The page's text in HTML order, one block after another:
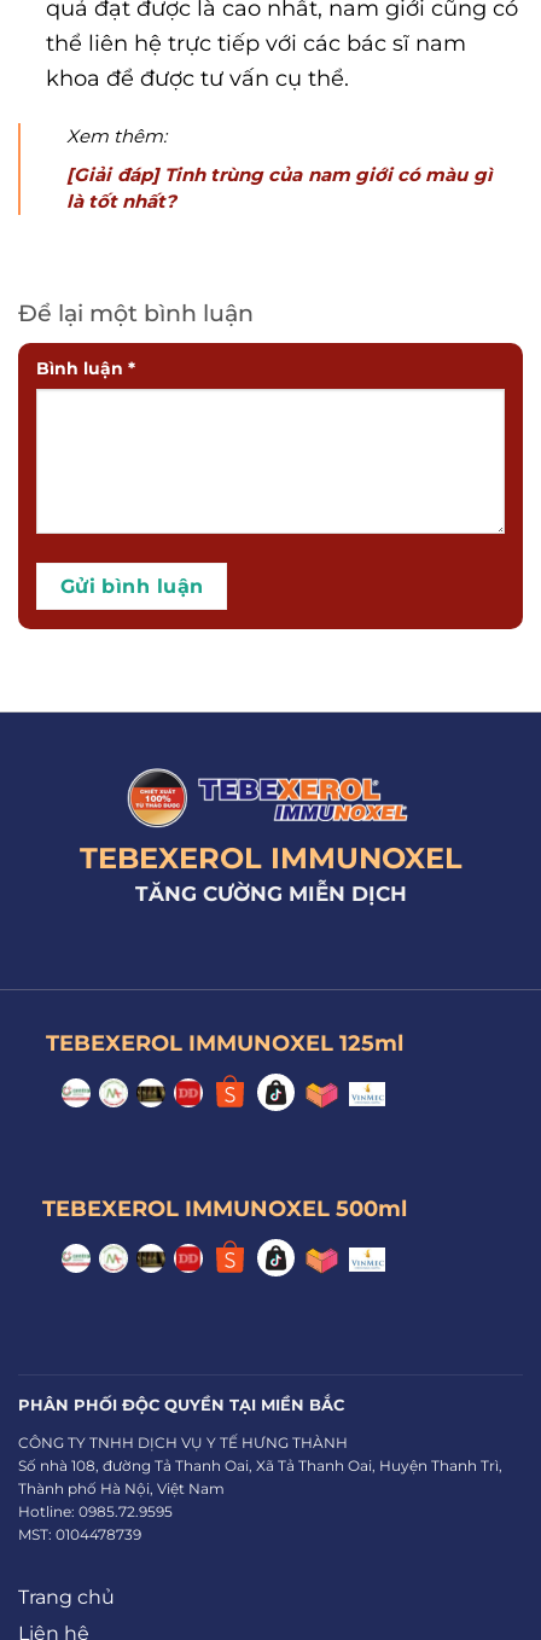
quả đạt được là cao nhất, nam giới cũng có
thể liên hệ trực tiếp với các bác sĩ nam
khoa để được tư vấn cụ thể.
Xem thêm:
[Giải đáp] Tinh trùng của nam giới có màu gì
là tốt nhất?
Để lại một bình luận
Bình luận *
TEBEXEROL IMMUNOXEL
TĂNG CƯỜNG MIỄN DỊCH
TEBEXEROL IMMUNOXEL 125ml
TEBEXEROL IMMUNOXEL 500ml
PHÂN PHỐI ĐỘC QUYỀN TẠI MIỀN BẮC
CÔNG TY TNHH DỊCH VỤ Y TẾ HƯNG THÀNH
Số nhà 108, đường Tả Thanh Oai, Xã Tả Thanh Oai, Huyện Thanh Trì,
Thành phố Hà Nội, Việt Nam
Hotline: 0985.72.9595
MST: 0104478739
Trang chủ
Liên hệ